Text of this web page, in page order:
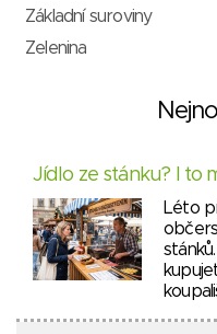
Základní suroviny
Zelenina
Jídlo ze stánku? I to
Léto